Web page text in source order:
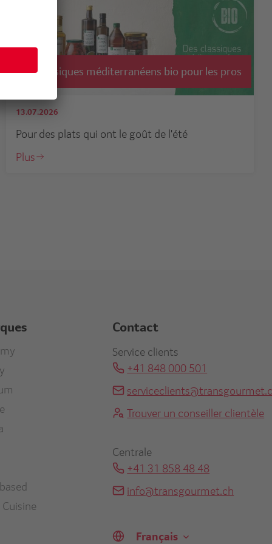
Des classiques méditerranéens bio pour les pros
13.07.2026
Pour des plats qui ont le goût de l'été
Plus
Contact
Service clients
+41 848 000 501
Trouver un conseiller clientèle
Centrale
+41 31 858 48 48
info@transgourmet.ch
your